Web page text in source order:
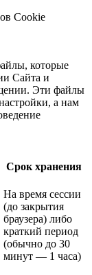
Cookie
которые
Сайта и
Эти файлы
а нам
Срок хранения
На время сессии
(до закрытия
браузера) либо
краткий период
(обычно до 30
минут — 1 часа)